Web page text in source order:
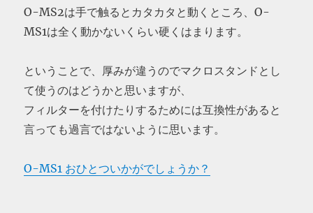
O-MS2は手で触るとカタカタと動くところ、O-
MS1は全く動かないくらい硬くはまります。
ということで、厚みが違うのでマクロスタンドとし
て使うのはどうかと思いますが、
フィルターを付けたりするためには互換性があると
言っても過言ではないように思います。
O-MS1 おひとついかがでしょうか？